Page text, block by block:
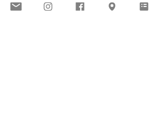
お陰様で好評をいただいており、アイ